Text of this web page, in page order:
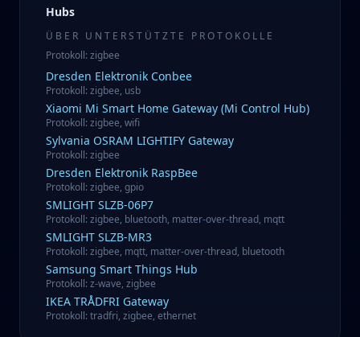
Hubs
ÜBER UNTERSTÜTZTE PROTOKOLLE
Protokoll:zigbee
Dresden Elektronik Conbee
Protokoll:zigbee, usb
Xiaomi Mi Smart Home Gateway (Mi Control Hub)
Protokoll:zigbee, wifi
Sylvania OSRAM LIGHTIFY Gateway
Protokoll:zigbee
Dresden Elektronik RaspBee
Protokoll:zigbee, gpio
SMLIGHT SLZB-06P7
Protokoll:zigbee, bluetooth, matter-over-thread, mqtt
SMLIGHT SLZB-MR3
Protokoll:zigbee, mqtt, matter-over-thread, bluetooth
Samsung Smart Things Hub
Protokoll:z-wave, zigbee
IKEA TRÅDFRI Gateway
Protokoll:tradfri, zigbee, ethernet